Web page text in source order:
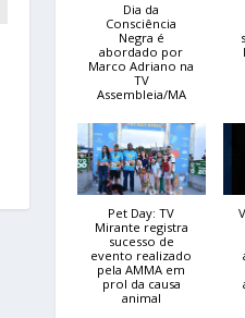
Dia da
Consciência
Negra é
abordado por
Marco Adriano na
TV
Assembleia/MA
Pet Day: TV
Mirante registra
sucesso de
evento realizado
pela AMMA em
prol da causa
animal